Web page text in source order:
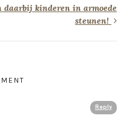
daarbij kinderen in armoede
steunen!
Reply